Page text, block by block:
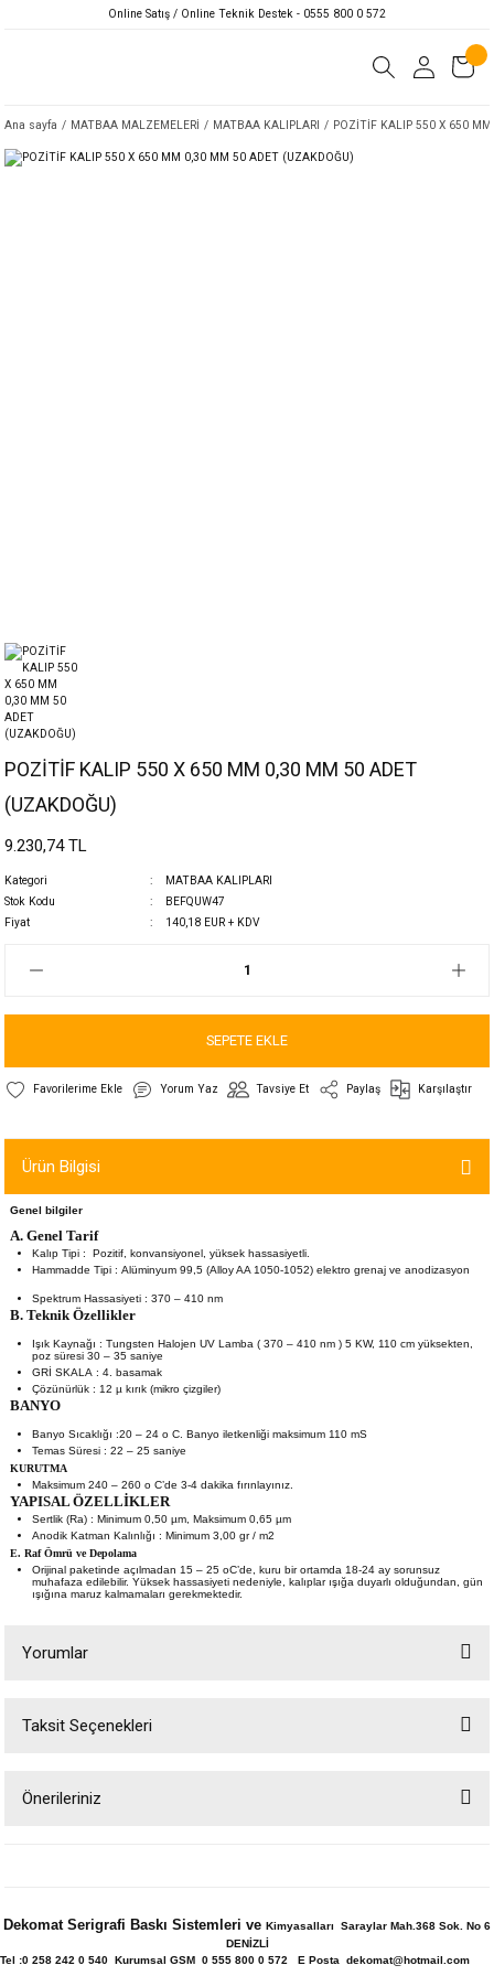
Online Satış / Online Teknik Destek - 0555 800 0 572
Ana sayfa MATBAA MALZEMELERİ MATBAA KALIPLARI POZİTİF KALIP 550 X 650
POZİTİF KALIP 550 X 650 MM 0,30 MM 50 ADET
(UZAKDOĞU)
9.230,74 TL
Kategori
MATBAA KALIPLARI
Stok Kodu
BEFQUW47
Fiyat
140,18 EUR + KDV
SEPETE EKLE
Yorum Yaz Tavsiye Et Paylaş Karşılaştır
Ürün Bilgisi
Genel bilgiler
A. Genel Tarif
Kalıp Tipi :
Pozitif, konvansiyonel, yüksek hassasiyetli.
Hammadde Tipi : Alüminyum 99,5 (Alloy AA 1050-1052) elektro grenaj ve anodizasyon
Spektrum Hassasiyeti : 370 – 410 nm
B. Teknik Özellikler
Işık Kaynağı : Tungsten Halojen UV Lamba ( 370 – 410 nm ) 5 KW, 110 cm yüksekten,
poz süresi 30 – 35 saniye
GRİ SKALA : 4. basamak
Çözünürlük : 12 µ kırık (mikro çizgiler)
BANYO
Banyo Sıcaklığı :20 – 24 o C. Banyo iletkenliği maksimum 110 mS
Temas Süresi : 22 – 25 saniye
KURUTMA
Maksimum 240 – 260 o C’de 3-4 dakika fırınlayınız.
YAPISAL ÖZELLİKLER
Sertlik (Ra) : Minimum 0,50 µm, Maksimum 0,65 µm
Anodik Katman Kalınlığı : Minimum 3,00 gr / m2
E. Raf Ömrü ve Depolama
Orijinal paketinde açılmadan 15 – 25 oC’de, kuru bir ortamda 18-24 ay sorunsuz
muhafaza edilebilir. Yüksek hassasiyeti nedeniyle, kalıplar ışığa duyarlı olduğundan, gün
ışığına maruz kalmamaları gerekmektedir.
Yorumlar
Taksit Seçenekleri
Önerileriniz
Ürün resmi kalitesiz, bozuk veya görüntülenemiyor.
Dekomat Serigrafi Baskı Sistemleri ve Kimyasalları Saraylar Mah.368 Sok. No 6
DENİZLİ
Tel :0 258 242 0 540 Kurumsal GSM 0 555 800 0 572 E Posta dekomat@hotmail.com